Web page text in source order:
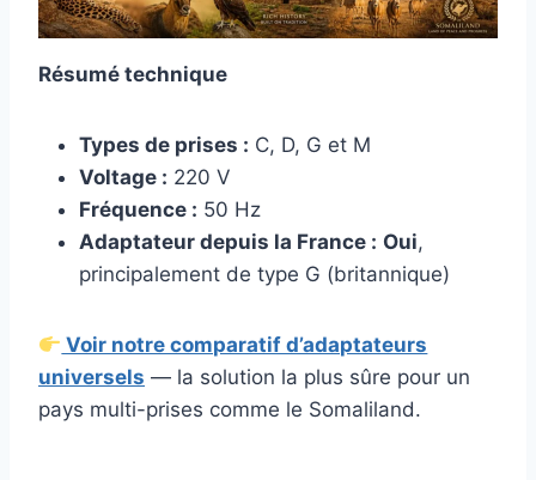
Résumé technique
Types de prises : C, D, G et M
Voltage : 220 V
Fréquence : 50 Hz
Adaptateur depuis la France : Oui,
principalement de type G (britannique)
Voir notre comparatif d’adaptateurs
universels — la solution la plus sûre pour un
pays multi-prises comme le Somaliland.